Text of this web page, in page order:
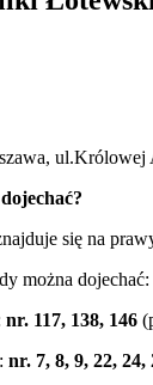
ul.Królowej
się na
można dojechać:
nr. 117, 138, 146
nr. 7, 8, 9, 22, 24,